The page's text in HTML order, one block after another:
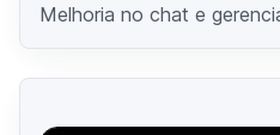
Melhoria no chat e